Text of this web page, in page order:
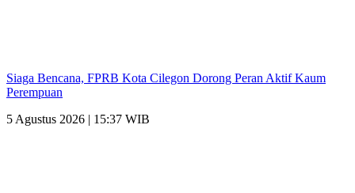
Siaga Bencana, FPRB Kota Cilegon Dorong Peran Aktif Kaum
Perempuan
5 Agustus 2026 | 15:37 WIB